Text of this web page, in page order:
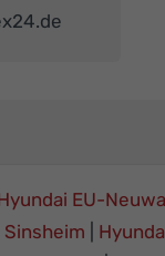
EU-